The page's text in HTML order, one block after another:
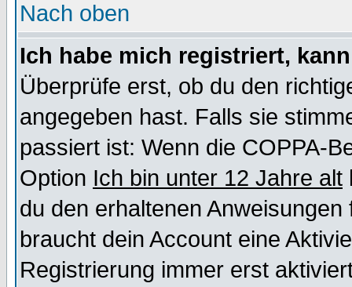
Nach oben
Ich habe mich registriert,
Überprüfe erst, ob du den
angegeben hast. Falls sie
passiert ist: Wenn die COPPA-
Option Ich bin unter 12 Jahre alt
du den erhaltenen
braucht dein Account eine
Registrierung immer erst